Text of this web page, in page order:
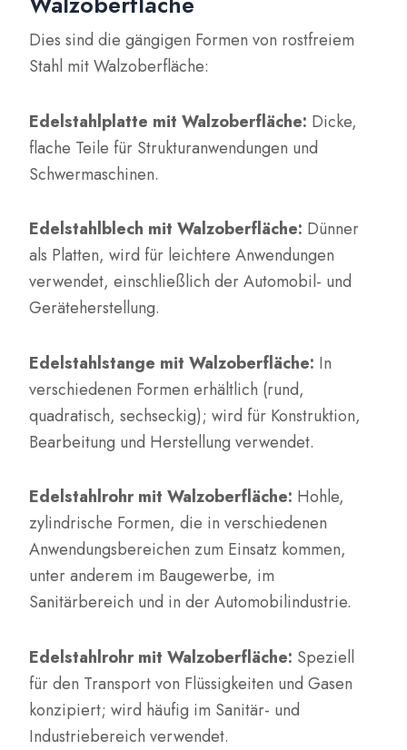
Dies sind die gängigen Formen von rostfreiem
Stahl mit Walzoberfläche:
Edelstahlplatte mit Walzoberfläche: Dicke,
flache Teile für Strukturanwendungen und
Schwermaschinen.
Edelstahlblech mit Walzoberfläche: Dünner
als Platten, wird für leichtere Anwendungen
verwendet, einschließlich der Automobil- und
Geräteherstellung.
Edelstahlstange mit Walzoberfläche: In
verschiedenen Formen erhältlich (rund,
quadratisch, sechseckig); wird für Konstruktion,
Bearbeitung und Herstellung verwendet.
Edelstahlrohr mit Walzoberfläche: Hohle,
zylindrische Formen, die in verschiedenen
Anwendungsbereichen zum Einsatz kommen,
unter anderem im Baugewerbe, im
Sanitärbereich und in der Automobilindustrie.
Edelstahlrohr mit Walzoberfläche: Speziell
für den Transport von Flüssigkeiten und Gasen
konzipiert; wird häufig im Sanitär- und
Industriebereich verwendet.